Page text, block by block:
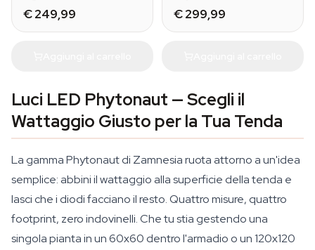
€ 249,99 € 299,99
Luci LED Phytonaut — Scegli il
Wattaggio Giusto per la Tua Tenda
La gamma Phytonaut di Zamnesia ruota attorno a un'idea
semplice: abbini il wattaggio alla superficie della tenda e
lasci che i diodi facciano il resto. Quattro misure, quattro
footprint, zero indovinelli. Che tu stia gestendo una
singola pianta in un 60x60 dentro l'armadio o un 120x120